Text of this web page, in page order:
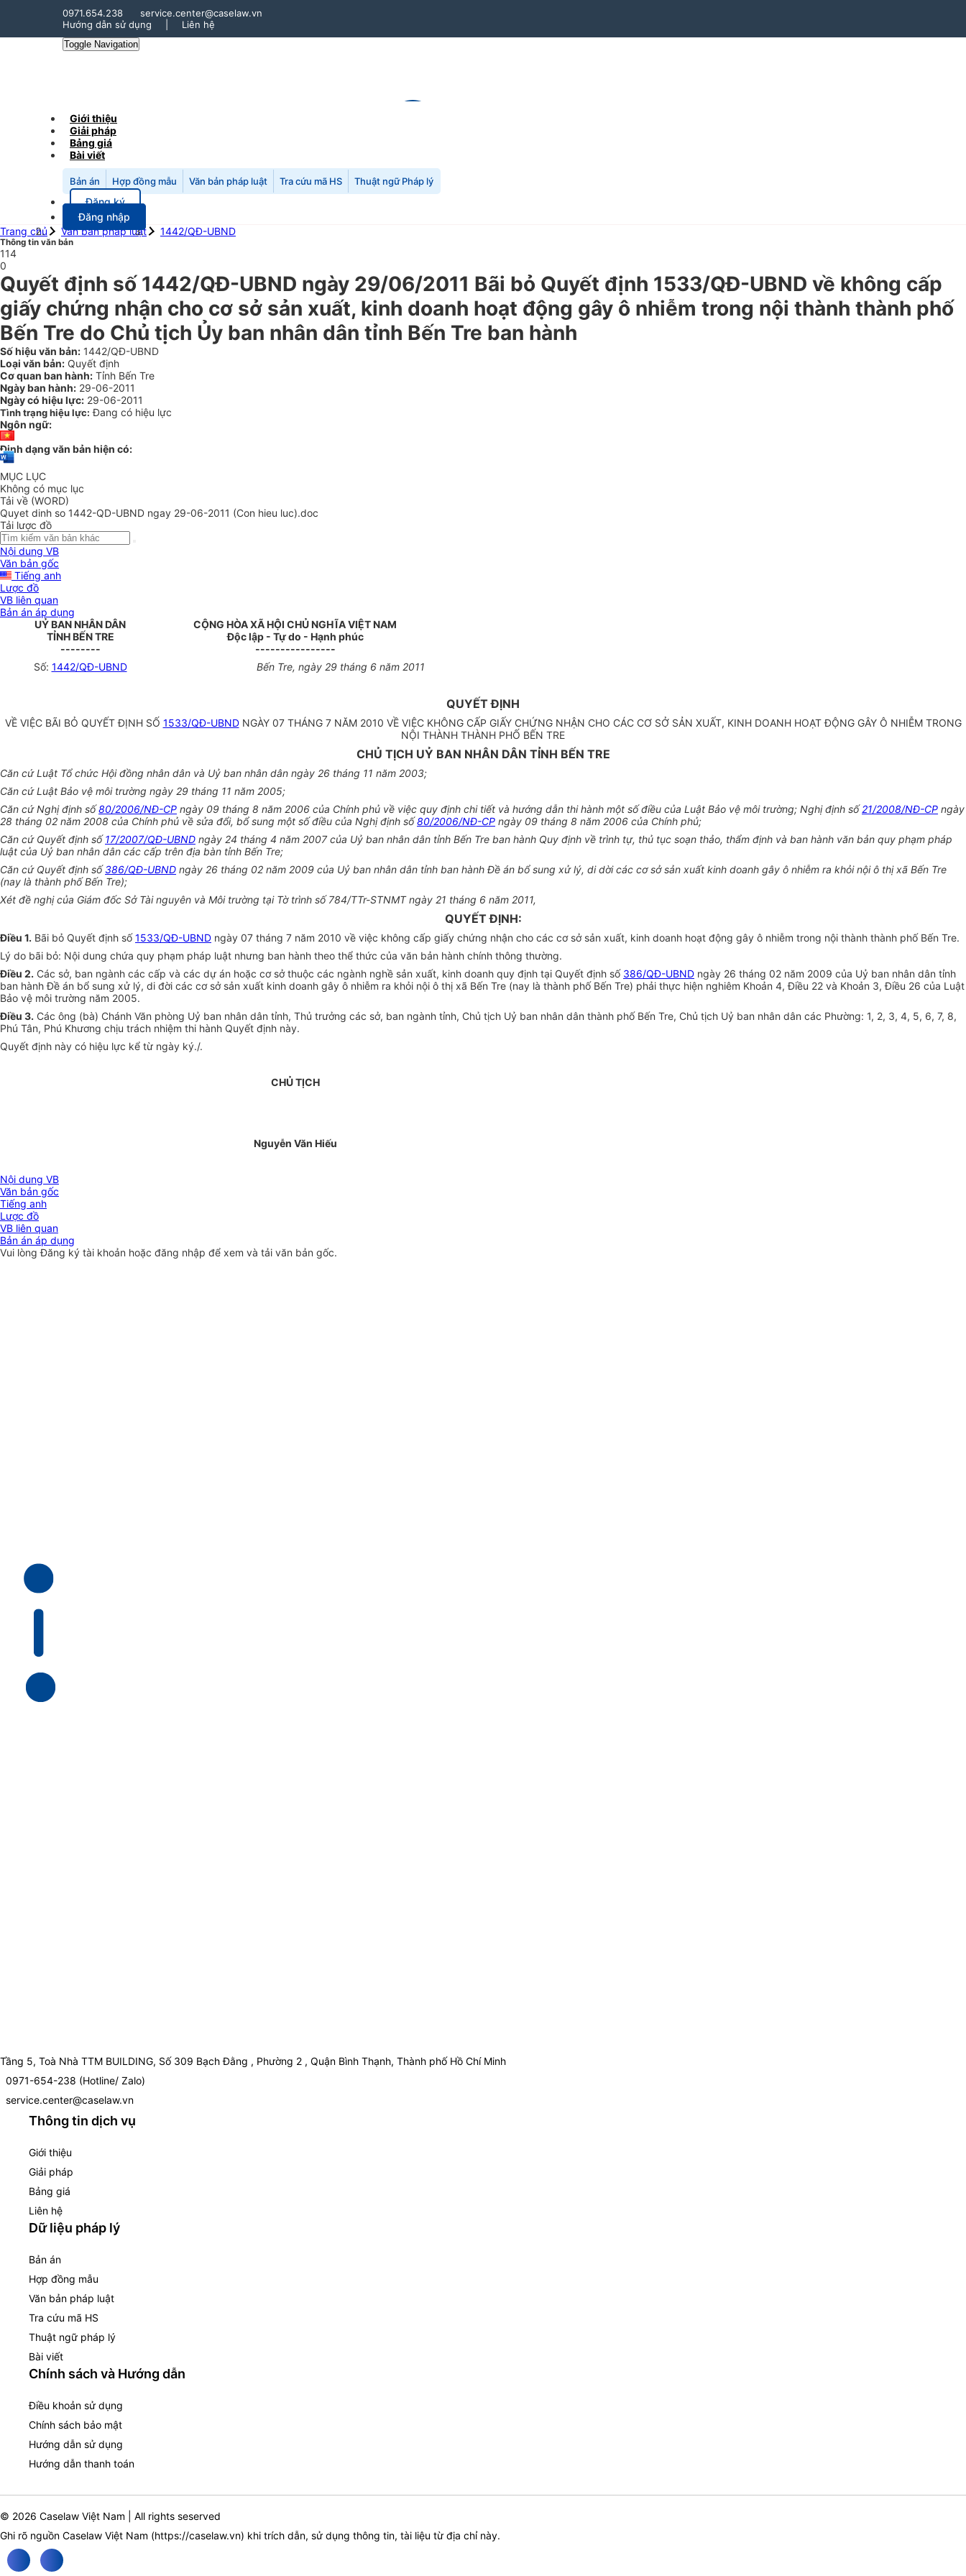
0971.654.238
service.center@caselaw.vn
Hướng dẫn sử dụng
Liên hệ
Toggle Navigation
Giới thiệu
Giải pháp
Bảng giá
Bài viết
Bản án Hợp đồng mẫu Văn bản pháp luật Tra cứu mã HS Thuật ngữ Pháp lý
Đăng ký
Đăng nhập
Trang chủ
Văn bản pháp luật 1442/QĐ-UBND
Thông tin văn bản
114
0
Quyết định số 1442/QĐ-UBND ngày 29/06/2011 Bãi bỏ Quyết định 1533/QĐ-UBND về không cấp
giấy chứng nhận cho cơ sở sản xuất, kinh doanh hoạt động gây ô nhiễm trong nội thành thành phố
Bến Tre do Chủ tịch Ủy ban nhân dân tỉnh Bến Tre ban hành
Số hiệu văn bản: 1442/QĐ-UBND
Loại văn bản: Quyết định
Cơ quan ban hành: Tỉnh Bến Tre
Ngày ban hành: 29-06-2011
Ngày có hiệu lực: 29-06-2011
Tình trạng hiệu lực: Đang có hiệu lực
Ngôn ngữ:
Định dạng văn bản hiện có:
MỤC LỤC
Không có mục lục
Tải về (WORD)
Quyet dinh so 1442-QD-UBND ngay 29-06-2011 (Con hieu luc).doc
Tải lược đồ
Nội dung VB
Văn bản gốc
Tiếng anh
Lược đồ
VB liên quan
Bản án áp dụng
UỶ BAN NHÂN DÂN
TỈNH BẾN TRE
--------
CỘNG HÒA XÃ HỘI CHỦ NGHĨA VIỆT NAM
Độc lập - Tự do - Hạnh phúc
----------------
Số: 1442/QĐ-UBND Bến Tre, ngày 29 tháng 6 năm 2011
QUYẾT ĐỊNH
VỀ VIỆC BÃI BỎ QUYẾT ĐỊNH SỐ 1533/QĐ-UBNDNGÀY 07 THÁNG 7 NĂM 2010 VỀ VIỆC KHÔNG CẤP GIẤY CHỨNG NHẬN CHO CÁC CƠ SỞ SẢN XUẤT, KINH DOANH HOẠT ĐỘNG GÂY Ô NHIỄM TRONG
NỘI THÀNH THÀNH PHỐ BẾN TRE
CHỦ TỊCH UỶ BAN NHÂN DÂN TỈNH BẾN TRE
Căn cứ Luật Tổ chức Hội đồng nhân dân và Uỷ ban nhân dân ngày 26 tháng 11 năm 2003;
Căn cứ Luật Bảo vệ môi trường ngày 29 tháng 11 năm 2005;
Căn cứ Nghị định số80/2006/NĐ-CP ngày 09 tháng 8 năm 2006 của Chính phủ về việc quy định chi tiết và hướng dẫn thi hành một số điều của Luật Bảo vệ môi trường; Nghị định số21/2008/NĐ-CP ngày
28 tháng 02 năm 2008 của Chính phủ về sửa đổi, bổ sung một số điều của Nghị định số80/2006/NĐ-CP ngày 09 tháng 8 năm 2006 của Chính phủ;
Căn cứ Quyết định số17/2007/QĐ-UBND ngày 24 tháng 4 năm 2007 của Uỷ ban nhân dân tỉnh Bến Tre ban hành Quy định về trình tự, thủ tục soạn thảo, thẩm định và ban hành văn bản quy phạm pháp
luật của Uỷ ban nhân dân các cấp trên địa bàn tỉnh Bến Tre;
Căn cứ Quyết định số386/QĐ-UBND ngày 26 tháng 02 năm 2009 của Uỷ ban nhân dân tỉnh ban hành Đề án bổ sung xử lý, di dời các cơ sở sản xuất kinh doanh gây ô nhiễm ra khỏi nội ô thị xã Bến Tre
(nay là thành phố Bến Tre);
Xét đề nghị của Giám đốc Sở Tài nguyên và Môi trường tại Tờ trình số 784/TTr-STNMT ngày 21 tháng 6 năm 2011,
QUYẾT ĐỊNH:
Điều 1. Bãi bỏ Quyết định số1533/QĐ-UBND ngày 07 tháng 7 năm 2010 về việc không cấp giấy chứng nhận cho các cơ sở sản xuất, kinh doanh hoạt động gây ô nhiễm trong nội thành thành phố Bến Tre.
Lý do bãi bỏ: Nội dung chứa quy phạm pháp luật nhưng ban hành theo thể thức của văn bản hành chính thông thường.
Điều 2. Các sở, ban ngành các cấp và các dự án hoặc cơ sở thuộc các ngành nghề sản xuất, kinh doanh quy định tại Quyết định số 386/QĐ-UBND ngày 26 tháng 02 năm 2009 của Uỷ ban nhân dân tỉnh
ban hành Đề án bổ sung xử lý, di đời các cơ sở sản xuất kinh doanh gây ô nhiễm ra khỏi nội ô thị xã Bến Tre (nay là thành phố Bến Tre) phải thực hiện nghiêm Khoản 4, Điều 22 và Khoản 3, Điều 26 của Luật
Bảo vệ môi trường năm 2005.
Điều 3. Các ông (bà) Chánh Văn phòng Uỷ ban nhân dân tỉnh, Thủ trưởng các sở, ban ngành tỉnh, Chủ tịch Uỷ ban nhân dân thành phố Bến Tre, Chủ tịch Uỷ ban nhân dân các Phường: 1, 2, 3, 4, 5, 6, 7, 8,
Phú Tân, Phú Khương chịu trách nhiệm thi hành Quyết định này.
Quyết định này có hiệu lực kể từ ngày ký./.
CHỦ TỊCH
Nguyễn Văn Hiếu
Nội dung VB
Văn bản gốc
Tiếng anh
Lược đồ
VB liên quan
Bản án áp dụng
Vui lòngĐăng ký tài khoản hoặc đăng nhập để xem và tải văn bản gốc.
Tầng 5, Toà Nhà TTM BUILDING, Số 309 Bạch Đằng , Phường 2 , Quận Bình Thạnh, Thành phố Hồ Chí Minh
0971-654-238 (Hotline/ Zalo)
service.center@caselaw.vn
Thông tin dịch vụ
Giới thiệu
Giải pháp
Bảng giá
Liên hệ
Dữ liệu pháp lý
Bản án
Hợp đồng mẫu
Văn bản pháp luật
Tra cứu mã HS
Thuật ngữ pháp lý
Bài viết
Chính sách và Hướng dẫn
Điều khoản sử dụng
Chính sách bảo mật
Hướng dẫn sử dụng
Hướng dẫn thanh toán
© 2026 Caselaw Việt Nam | All rights seserved
Ghi rõ nguồn Caselaw Việt Nam (https://caselaw.vn) khi trích dẫn, sử dụng thông tin, tài liệu từ địa chỉ này.